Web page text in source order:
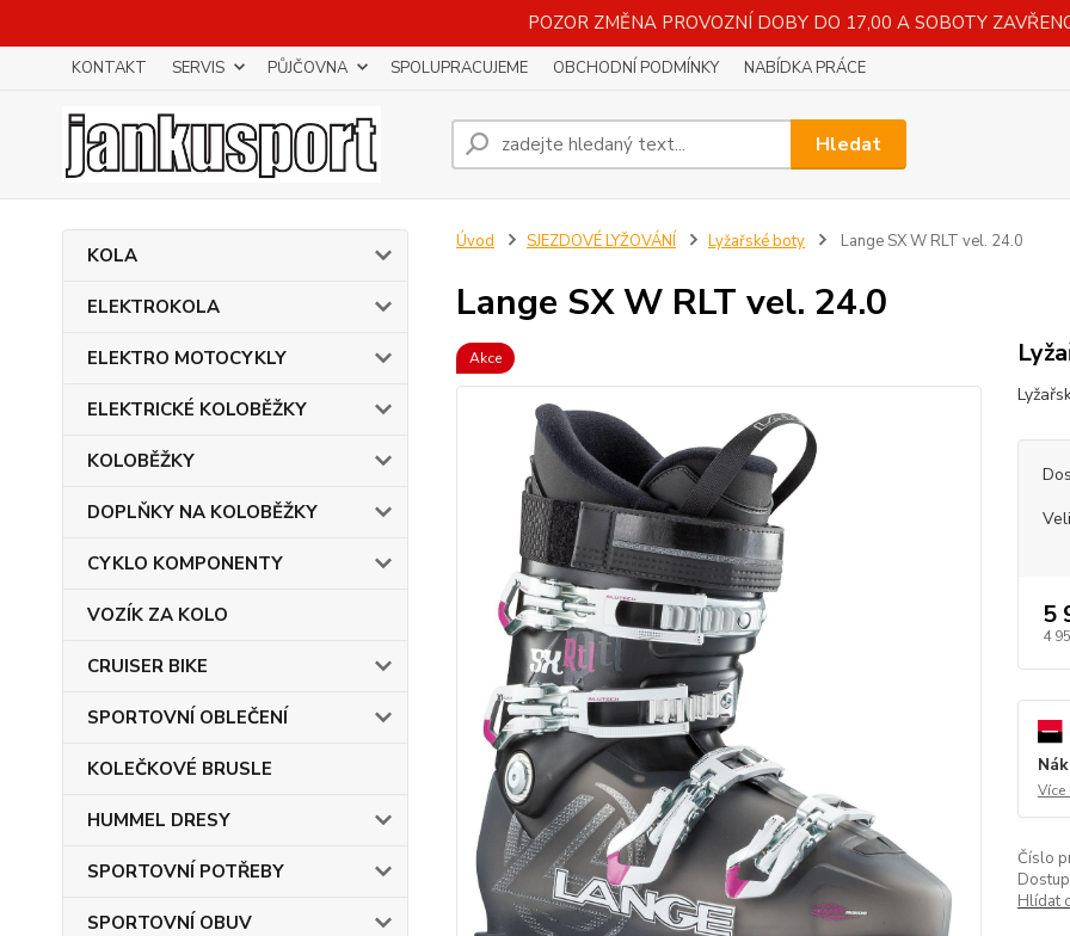
POZOR ZMĚNA PROVOZNÍ DOBY DO 17,00 A SOBOTY
KONTAKT SERVIS PŮJČOVNA SPOLUPRACUJEME OBCHODNÍ PODMÍNKY NABÍDKA PRÁCE
Hledat
KOLA
ELEKTROKOLA
ELEKTRO MOTOCYKLY
ELEKTRICKÉ KOLOBĚŽKY
KOLOBĚŽKY
DOPLŇKY NA KOLOBĚŽKY
CYKLO KOMPONENTY
VOZÍK ZA KOLO
CRUISER BIKE
SPORTOVNÍ OBLEČENÍ
KOLEČKOVÉ BRUSLE
HUMMEL DRESY
SPORTOVNÍ POTŘEBY
SPORTOVNÍ OBUV
Úvod SJEZDOVÉ LYŽOVÁNÍ Lyžařské boty Lange SX W RLT vel. 24.0
Lange SX W RLT vel. 24.0
Akce
5
4
Číslo
Hlídat